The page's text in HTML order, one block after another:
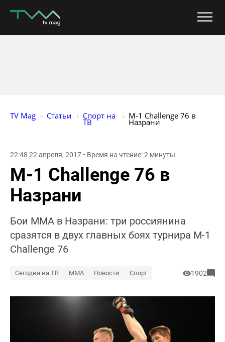
TV Mag Статьи Спорт на
ТВ
М-1 Challenge 76 в
Назрани
22:48 22 апреля, 2017 • Время на чтение: 2 минуты
М-1 Challenge 76 в
Назрани
Бои ММА в Назрани: три россиянина
сразятся в двух главных боях турнира M-1
Challenge 76
Сегодня на ТВ ММА Новости Спорт 1902